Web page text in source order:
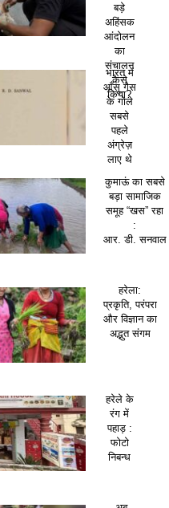
बड़े
अहिंसक
आंदोलन
का
संचालन
कैसे
किया?
भारत में
आँसू गैस
के गोले
सबसे
पहले
अंग्रेज़
लाए थे
कुमाऊं का सबसे
बड़ा सामाजिक
समूह “खस” रहा
:
आर. डी. सनवाल
हरेला:
प्रकृति, परंपरा
और विज्ञान का
अद्भुत संगम
हरेले के
रंग में
पहाड़ :
फोटो
निबन्ध